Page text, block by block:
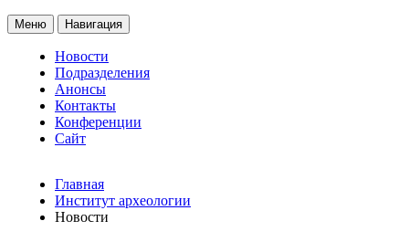
Меню Навигация
Новости
Подразделения
Анонсы
Контакты
Конференции
Сайт
Главная
Институт археологии
Новости